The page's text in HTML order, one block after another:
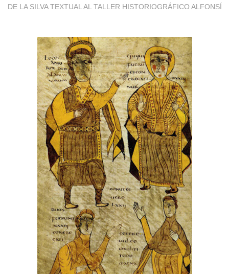
DE LA SILVA TEXTUAL AL TALLER HISTORIOGRÁFICO ALFONSÍ